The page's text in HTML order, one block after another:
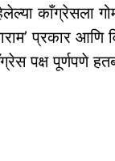
काँग्रेसला
प्रकार
पक्ष पूर्णपणे